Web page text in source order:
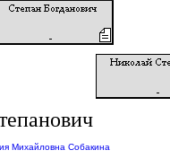
Михайловна Собакина